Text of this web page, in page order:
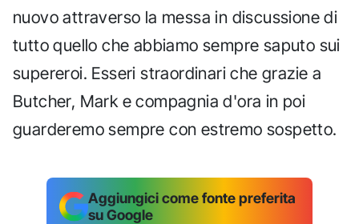
nuovo attraverso la messa in discussione di
tutto quello che abbiamo sempre saputo sui
supereroi. Esseri straordinari che grazie a
Butcher, Mark e compagnia d'ora in poi
guarderemo sempre con estremo sospetto.
Aggiungici come fonte preferita
su Google